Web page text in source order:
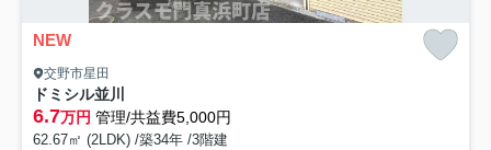
NEW
交野市星田
ドミシル並川
6.7万円 管理/共益費5,000円
62.67㎡ (2LDK) /築34年 /3階建